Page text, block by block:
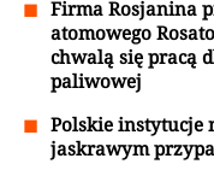
Firma Rosjanina
atomowego
chwalą się pracą
paliwowej
Polskie instytucje
jaskrawym